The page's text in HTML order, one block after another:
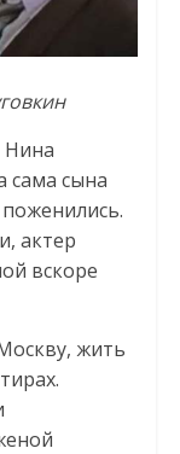
Нина
сама сына
актер
вскоре
жить